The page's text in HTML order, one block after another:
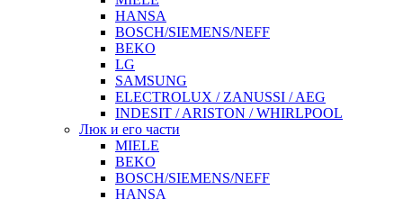
HANSA
BOSCH/SIEMENS/NEFF
BEKO
LG
SAMSUNG
ELECTROLUX / ZANUSSI / AEG
INDESIT / ARISTON / WHIRLPOOL
Люк и его части
MIELE
BEKO
BOSCH/SIEMENS/NEFF
HANSA